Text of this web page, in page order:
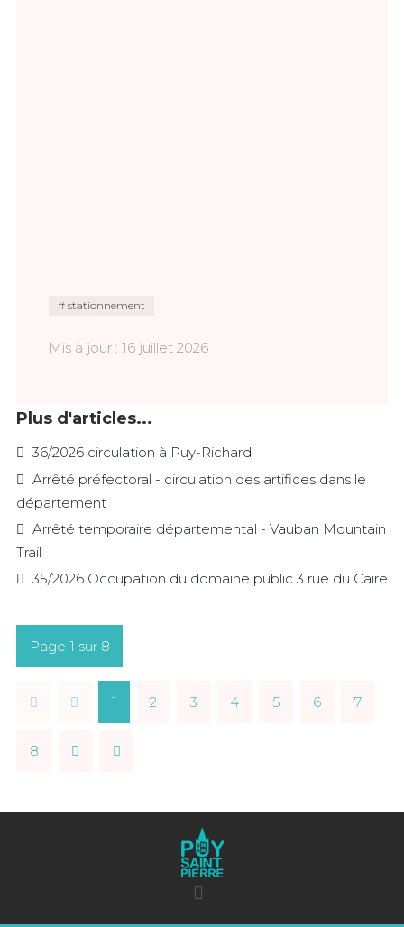
stationnement
Mis à jour : 16 juillet 2026
Plus d'articles...
36/2026 circulation à Puy-Richard
Arrêté préfectoral - circulation des artifices dans le
département
Arrêté temporaire départemental - Vauban Mountain
Trail
35/2026 Occupation du domaine public 3 rue du Caire
Page 1 sur 8
1 2 3 4 5 6 7
8